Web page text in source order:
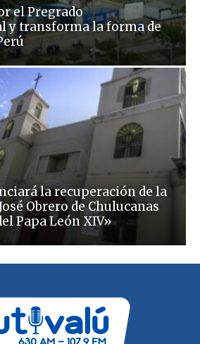
el Pregrado
y transforma la forma de
la recuperación de la
Obrero de Chulucanas
Papa León XIV»